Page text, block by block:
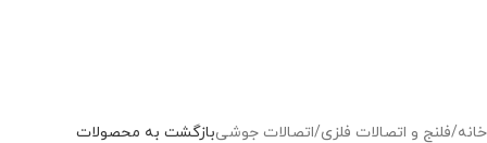
خانه/فلنج و اتصالات فلزی/اتصالات جوشیبازگشت به محصولات